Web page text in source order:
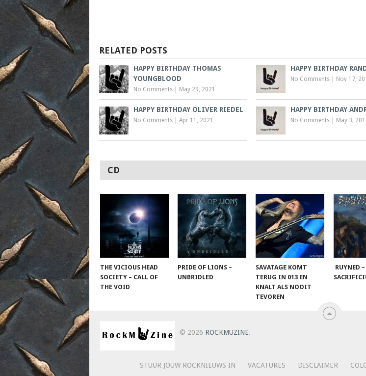
RELATED POSTS
HAPPY BIRTHDAY THOMAS
YOUNGBLOOD
No Comments May 29, 2021
HAPPY BIRTHDAY
No Comments Nov 17,
HAPPY BIRTHDAY OLIVER RIEDEL
No Comments Apr 11, 2021
HAPPY BIRTHDAY
No Comments May 3,
CD
THE VICIOUS HEAD
SOCIETY – CALL OF
THE VOID
PRIDE OF LIONS –
UNBRIDLED
SAVATAGE KOMT
TERUG IN 013 EN
KNALT ALS NOOIT
TEVOREN
RUYNED
© 2026 ROCKMUZINE.
STUUR JOUW ROCKNIEUWS IN VACATURES DISCLAIMER